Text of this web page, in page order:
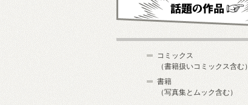
コミックス
（書籍扱いコミックス含む）
書籍
（写真集とムック含む）